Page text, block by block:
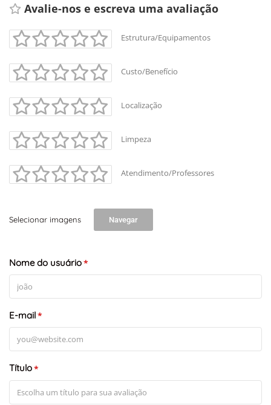
+-
Leaflet
Avalie-nos e escreva uma avaliação
Estrutura/Equipamentos
Custo/Benefício
Localização
Limpeza
Atendimento/Professores
Selecionar imagens Navegar
Nome do usuário*
E-mail*
Título*